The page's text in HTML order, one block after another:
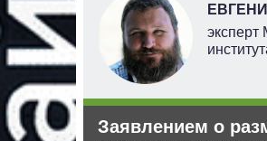
эксперт
Заявлением о